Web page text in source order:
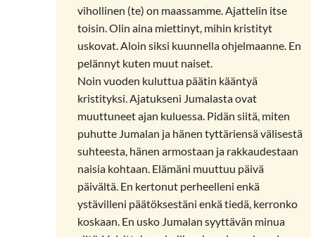
vihollinen (te) on maassamme. Ajattelin itse
toisin. Olin aina miettinyt, mihin kristityt
uskovat. Aloin siksi kuunnella ohjelmaanne. En
pelännyt kuten muut naiset.
Noin vuoden kuluttua päätin kääntyä
kristityksi. Ajatukseni Jumalasta ovat
muuttuneet ajan kuluessa. Pidän siitä, miten
puhutte Jumalan ja hänen tyttäriensä välisestä
suhteesta, hänen armostaan ja rakkaudestaan
naisia kohtaan. Elämäni muuttuu päivä
päivältä. En kertonut perheelleni enkä
ystävilleni päätöksestäni enkä tiedä, kerronko
koskaan. En usko Jumalan syyttävän minua